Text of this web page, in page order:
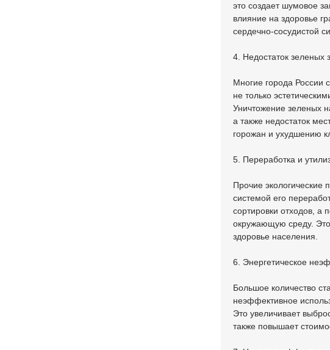
это создает шумовое
влияние на здоровье
сердечно-сосудистой
4. Недостаток зеленых
Многие города России
не только
Уничтожение зеленых
а также недостаток
горожан и ухудшению
5. Переработка и
Прочие экологические
системой его
сортировки отходов, а
окружающую среду. Это
здоровье населения.
6. Энергетическое
Большое количество
неэффективное
Это увеличивает
также повышает